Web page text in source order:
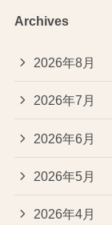
Archives
2026年8月
2026年7月
2026年6月
2026年5月
2026年4月